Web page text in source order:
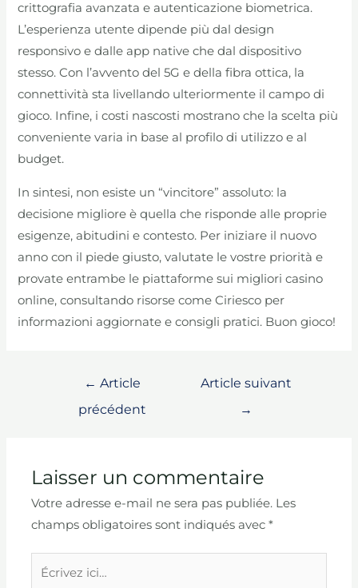
crittografia avanzata e autenticazione biometrica.
L’esperienza utente dipende più dal design
responsivo e dalle app native che dal dispositivo
stesso. Con l’avvento del 5G e della fibra ottica, la
connettività sta livellando ulteriormente il campo di
gioco. Infine, i costi nascosti mostrano che la scelta più
conveniente varia in base al profilo di utilizzo e al
budget.
In sintesi, non esiste un “vincitore” assoluto: la
decisione migliore è quella che risponde alle proprie
esigenze, abitudini e contesto. Per iniziare il nuovo
anno con il piede giusto, valutate le vostre priorità e
provate entrambe le piattaforme sui migliori casino
online, consultando risorse come Ciriesco per
informazioni aggiornate e consigli pratici. Buon gioco!
Navigation
l’article
← Article
précédent
Article suivant
→
Laisser un commentaire
Votre adresse e-mail ne sera pas publiée. Les
champs obligatoires sont indiqués avec*